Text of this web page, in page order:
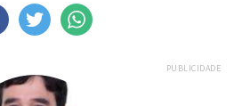
PUBLICIDADE